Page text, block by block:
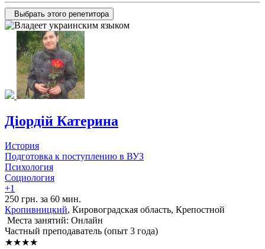
Выбрать этого репетитора
Діордій Катерина
История
Подготовка к поступлению в ВУЗ
Психология
Социология
+1
250 грн. за 60 мин.
Кропивницкий, Кировоградская область, Крепостной
Места занятий: Онлайн
Частный преподаватель (опыт 3 года)
★★★★